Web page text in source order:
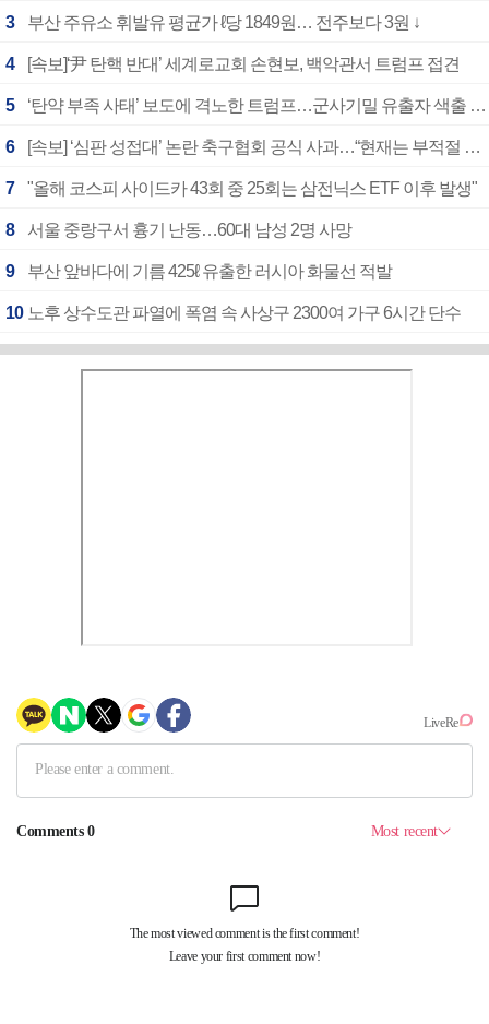
3 부산 주유소 휘발유 평균가 ℓ당 1849원… 전주보다 3원 ↓
4 [속보]‘尹 탄핵 반대’ 세계로교회 손현보, 백악관서 트럼프 접견
5 ‘탄약 부족 사태’ 보도에 격노한 트럼프…군사기밀 유출자 색출 지시
6 [속보] ‘심판 성접대’ 논란 축구협회 공식 사과…“현재는 부적절 행위 없어”
7 "올해 코스피 사이드카 43회 중 25회는 삼전닉스 ETF 이후 발생"
8 서울 중랑구서 흉기 난동…60대 남성 2명 사망
9 부산 앞바다에 기름 425ℓ 유출한 러시아 화물선 적발
10 노후 상수도관 파열에 폭염 속 사상구 2300여 가구 6시간 단수